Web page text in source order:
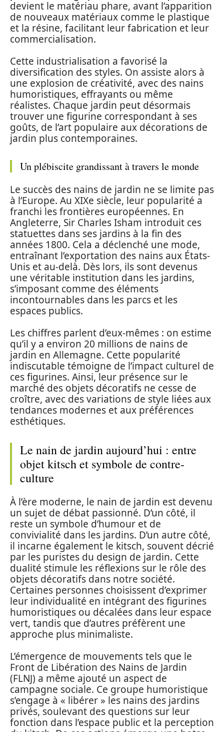
devient le matériau phare, avant l’apparition
de nouveaux matériaux comme le plastique
et la résine, facilitant leur fabrication et leur
commercialisation.
Cette industrialisation a favorisé la
diversification des styles. On assiste alors à
une explosion de créativité, avec des nains
humoristiques, effrayants ou même
réalistes. Chaque jardin peut désormais
trouver une figurine correspondant à ses
goûts, de l’art populaire aux décorations de
jardin plus contemporaines.
Un plébiscite grandissant à travers le monde
Le succès des nains de jardin ne se limite pas
à l’Europe. Au XIXe siècle, leur popularité a
franchi les frontières européennes. En
Angleterre, Sir Charles Isham introduit ces
statuettes dans ses jardins à la fin des
années 1800. Cela a déclenché une mode,
entraînant l’exportation des nains aux États-
Unis et au-delà. Dès lors, ils sont devenus
une véritable institution dans les jardins,
s’imposant comme des éléments
incontournables dans les parcs et les
espaces publics.
Les chiffres parlent d’eux-mêmes : on estime
qu’il y a environ 20 millions de nains de
jardin en Allemagne. Cette popularité
indiscutable témoigne de l’impact culturel de
ces figurines. Ainsi, leur présence sur le
marché des objets décoratifs ne cesse de
croître, avec des variations de style liées aux
tendances modernes et aux préférences
esthétiques.
Le nain de jardin aujourd’hui : entre
objet kitsch et symbole de contre-
culture
À l’ère moderne, le nain de jardin est devenu
un sujet de débat passionné. D’un côté, il
reste un symbole d’humour et de
convivialité dans les jardins. D’un autre côté,
il incarne également le kitsch, souvent décrié
par les puristes du design de jardin. Cette
dualité stimule les réflexions sur le rôle des
objets décoratifs dans notre société.
Certaines personnes choisissent d’exprimer
leur individualité en intégrant des figurines
humoristiques ou décalées dans leur espace
vert, tandis que d’autres préfèrent une
approche plus minimaliste.
L’émergence de mouvements tels que le
Front de Libération des Nains de Jardin
(FLNJ) a même ajouté un aspect de
campagne sociale. Ce groupe humoristique
s’engage à « libérer » les nains des jardins
privés, soulevant des questions sur leur
fonction dans l’espace public et la perception